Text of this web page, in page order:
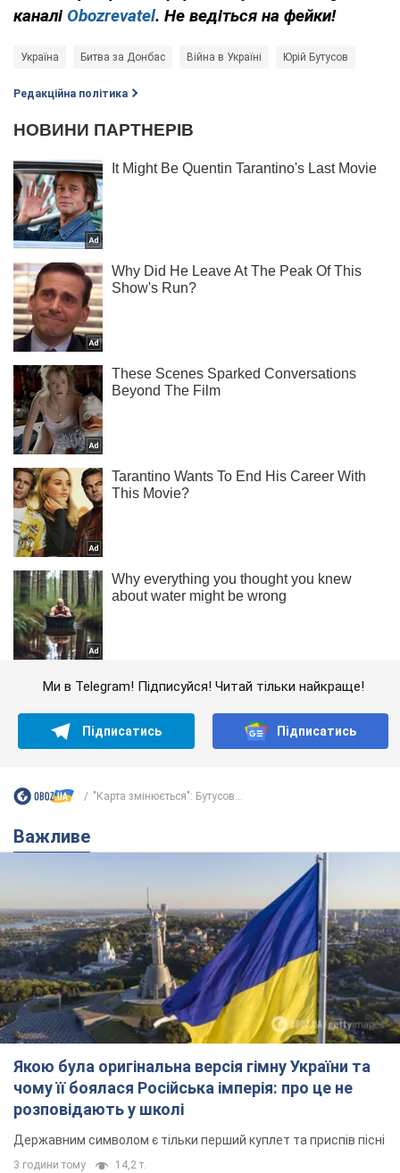
каналі Obozrevatel. Не ведіться на фейки!
Україна Битва за Донбас Війна в Україні Юрій Бутусов
Редакційна політика
Ми в Telegram! Підписуйся! Читай тільки найкраще!
Підписатись Підписатись
"Карта змінюється": Бутусов...
Важливе
Якою була оригінальна версія гімну України та
чому її боялася Російська імперія: про це не
розповідають у школі
Державним символом є тільки перший куплет та приспів пісні
3 години тому 14,2 т.